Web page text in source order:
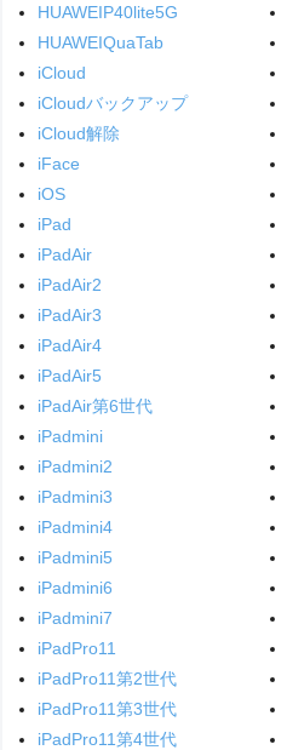
HUAWEIP40lite5G
HUAWEIQuaTab
iCloud
iCloudバックアップ
iCloud解除
iFace
iOS
iPad
iPadAir
iPadAir2
iPadAir3
iPadAir4
iPadAir5
iPadAir第6世代
iPadmini
iPadmini2
iPadmini3
iPadmini4
iPadmini5
iPadmini6
iPadmini7
iPadPro11
iPadPro11第2世代
iPadPro11第3世代
iPadPro11第4世代